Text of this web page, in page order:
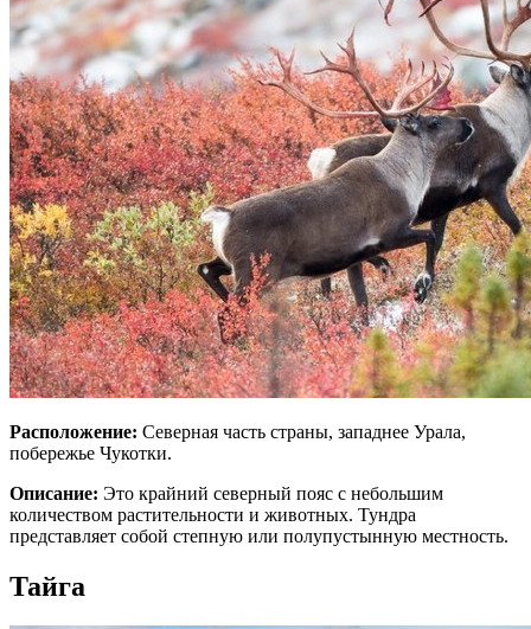
Расположение: Северная часть страны, западнее Урала,
побережье Чукотки.
Описание: Это крайний северный пояс с небольшим
количеством растительности и животных. Тундра
представляет собой степную или полупустынную местность.
Тайга